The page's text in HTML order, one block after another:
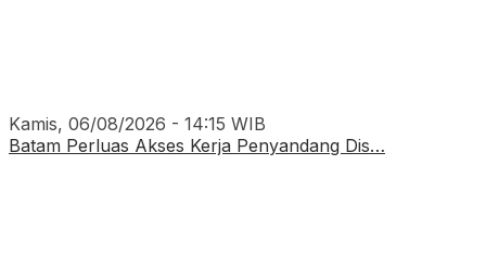
Kamis, 06/08/2026 - 14:15 WIB
Batam Perluas Akses Kerja Penyandang Dis…